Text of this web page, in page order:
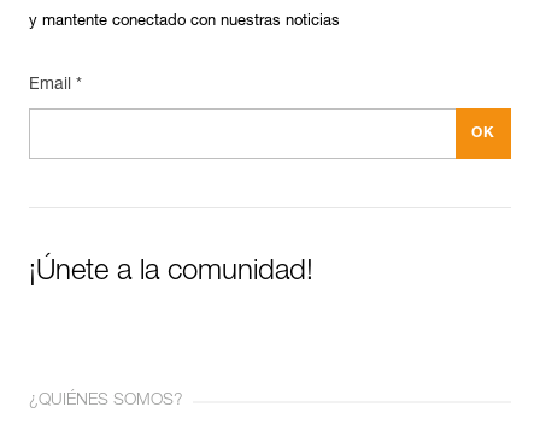
y mantente conectado con nuestras noticias
Email *
¡Únete a la comunidad!
¿QUIÉNES SOMOS?